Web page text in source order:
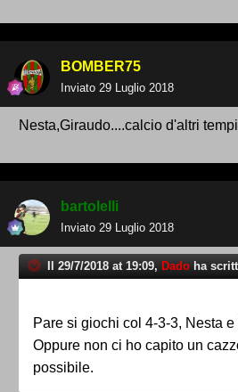
BOMBER75
Inviato 29 Luglio 2018
Nesta,Giraudo....calcio d'altri tempi
bartolelli
Inviato 29 Luglio 2018
Il 29/7/2018 at 19:09, Dado ha
Pare si giochi col 4-3-3, Nesta
Oppure non ci ho capito un
possibile.